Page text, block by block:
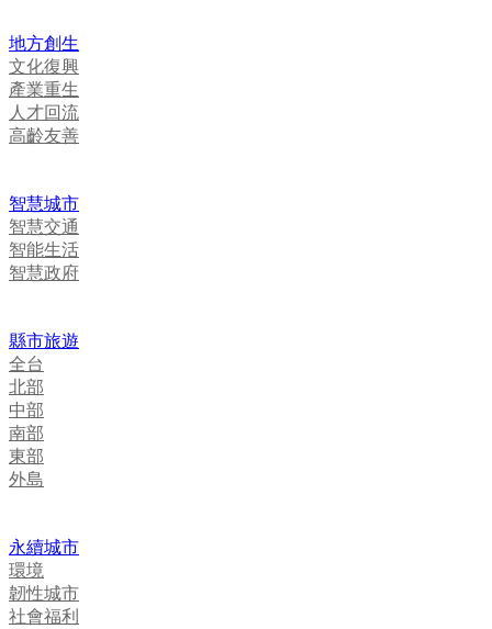
地方創生
文化復興
產業重生
人才回流
高齡友善
智慧城市
智慧交通
智能生活
智慧政府
縣市旅遊
全台
北部
中部
南部
東部
外島
永續城市
環境
韌性城市
社會福利